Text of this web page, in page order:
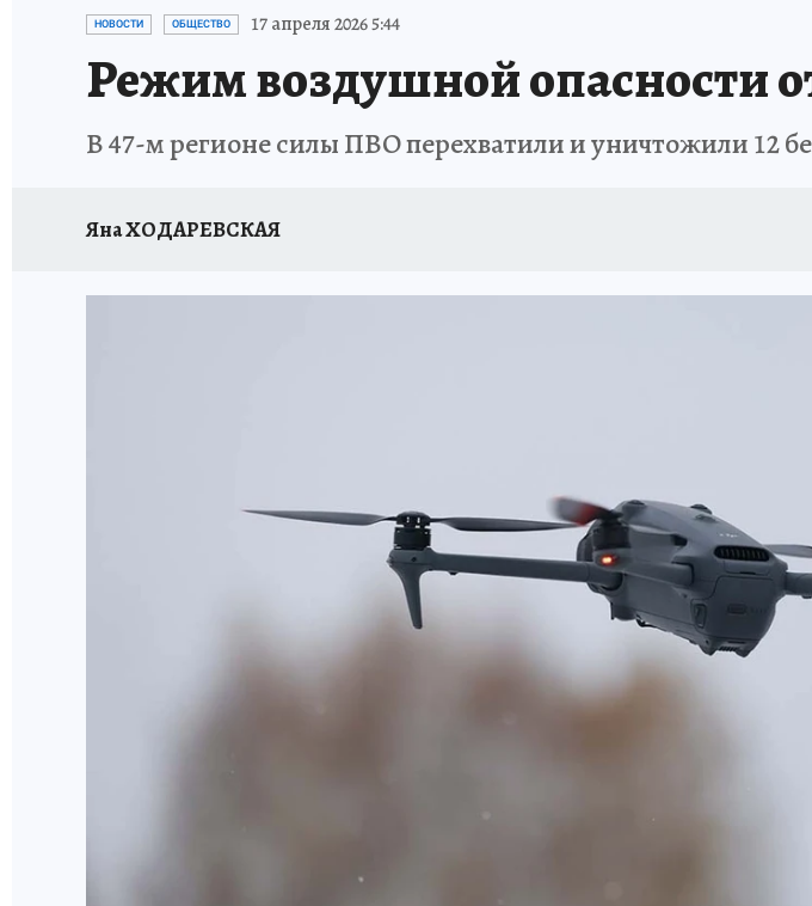
ПЕТЕРБУРГСКАЯ СТРОЙКА
НОВОСТИ ОБЩЕСТВО 17 апреля 2026 5:44
Режим воздушной опасности
В 47-м регионе силы ПВО перехватили и уничтожили 12
Яна ХОДАРЕВСКАЯ